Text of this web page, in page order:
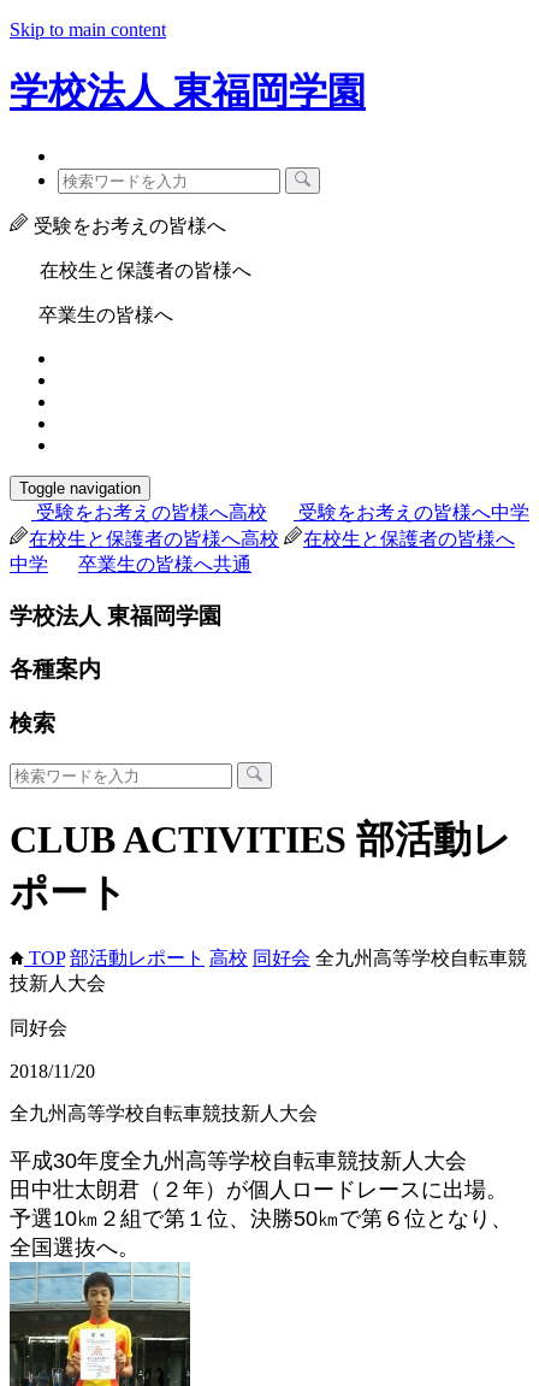
Skip to main content
学校法人 東福岡学園
受験をお考えの皆様へ
在校生と保護者の皆様へ
卒業生の皆様へ
Toggle navigation
受験をお考えの皆様へ高校 受験をお考えの皆様へ中学
在校生と保護者の皆様へ高校
在校生と保護者の皆様へ
中学
卒業生の皆様へ共通
学校法人 東福岡学園
各種案内
検索
CLUB ACTIVITIES 部活動レ
ポート
TOP 部活動レポート 高校 同好会 全九州高等学校自転車競
技新人大会
同好会
2018/11/20
全九州高等学校自転車競技新人大会
平成30年度全九州高等学校自転車競技新人大会
田中壮太朗君（２年）が個人ロードレースに出場。
予選10㎞２組で第１位、決勝50㎞で第６位となり、
全国選抜へ。